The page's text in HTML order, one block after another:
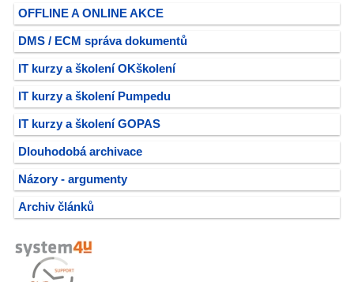
OFFLINE A ONLINE AKCE
DMS / ECM správa dokumentů
IT kurzy a školení OKškolení
IT kurzy a školení Pumpedu
IT kurzy a školení GOPAS
Dlouhodobá archivace
Názory - argumenty
Archiv článků